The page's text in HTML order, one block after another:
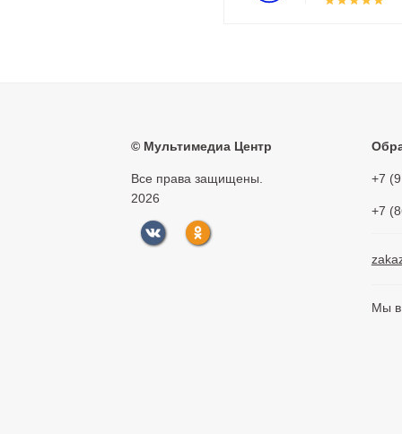
©Мультимедиа Центр
Все права защищены.
2026
+7
+7
Мы в